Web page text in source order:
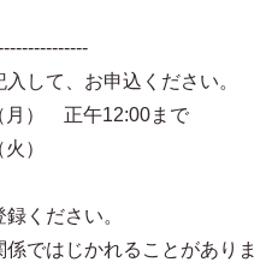
して、お申込ください。
月） 正午12:00まで
）
ください。
ではじかれることがありま